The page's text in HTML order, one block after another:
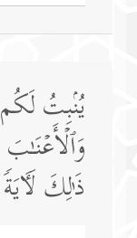
یُنۢبِتُ لَكُم
ذَ ٰ⁠لِكَ